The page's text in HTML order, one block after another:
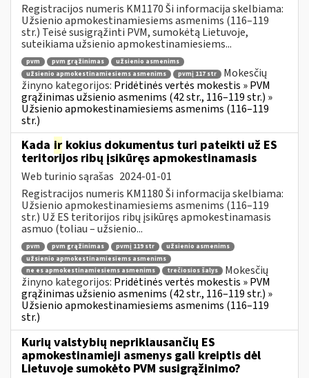
Registracijos numeris KM1170 Ši informacija skelbiama:
Užsienio apmokestinamiesiems asmenims (116–119
str.) Teisė susigrąžinti PVM, sumokėtą Lietuvoje,
suteikiama užsienio apmokestinamiesiems...
pvm pvm grąžinimas
užsienio asmenims
užsienio apmokestinamiesiems asmenims
pvmį 117 str
Mokesčių
žinyno kategorijos: Pridėtinės vertės mokestis » PVM
grąžinimas užsienio asmenims (42 str., 116–119 str.) »
Užsienio apmokestinamiesiems asmenims (116–119
str.)
Kada ir kokius dokumentus turi pateikti už ES
teritorijos ribų įsikūręs apmokestinamasis
Web turinio sąrašas 2024-01-01
Registracijos numeris KM1180 Ši informacija skelbiama:
Užsienio apmokestinamiesiems asmenims (116–119
str.) Už ES teritorijos ribų įsikūręs apmokestinamasis
asmuo (toliau – užsienio...
pvm pvm grąžinimas pvmį 119 str
užsienio asmenims
užsienio apmokestinamiesiems asmenims
ne es apmokestinamiesiems asmenims
trečiosios šalys
Mokesčių
žinyno kategorijos: Pridėtinės vertės mokestis » PVM
grąžinimas užsienio asmenims (42 str., 116–119 str.) »
Užsienio apmokestinamiesiems asmenims (116–119
str.)
Kurių valstybių nepriklausančių ES
apmokestinamieji asmenys gali kreiptis dėl
Lietuvoje sumokėto PVM susigrąžinimo?